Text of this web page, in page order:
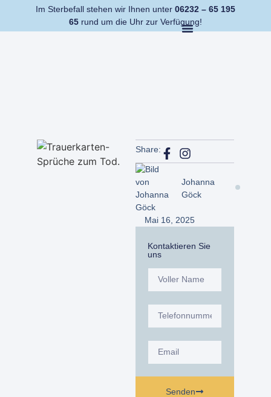
Im Sterbefall stehen wir Ihnen unter 06232 – 65 195
65 rund um die Uhr zur Verfügung!
Share:
Johanna
Göck
Mai 16, 2025
Kontaktieren Sie
uns
Senden